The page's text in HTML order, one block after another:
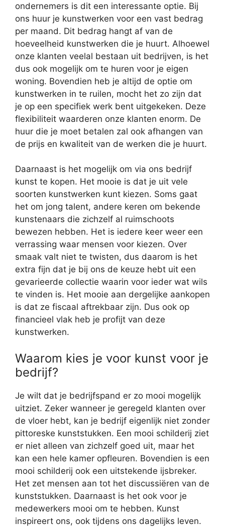
ondernemers is dit een interessante optie. Bij
ons huur je kunstwerken voor een vast bedrag
per maand. Dit bedrag hangt af van de
hoeveelheid kunstwerken die je huurt. Alhoewel
onze klanten veelal bestaan uit bedrijven, is het
dus ook mogelijk om te huren voor je eigen
woning. Bovendien heb je altijd de optie om
kunstwerken in te ruilen, mocht het zo zijn dat
je op een specifiek werk bent uitgekeken. Deze
flexibiliteit waarderen onze klanten enorm. De
huur die je moet betalen zal ook afhangen van
de prijs en kwaliteit van de werken die je huurt.
Daarnaast is het mogelijk om via ons bedrijf
kunst te kopen. Het mooie is dat je uit vele
soorten kunstwerken kunt kiezen. Soms gaat
het om jong talent, andere keren om bekende
kunstenaars die zichzelf al ruimschoots
bewezen hebben. Het is iedere keer weer een
verrassing waar mensen voor kiezen. Over
smaak valt niet te twisten, dus daarom is het
extra fijn dat je bij ons de keuze hebt uit een
gevarieerde collectie waarin voor ieder wat wils
te vinden is. Het mooie aan dergelijke aankopen
is dat ze fiscaal aftrekbaar zijn. Dus ook op
financieel vlak heb je profijt van deze
kunstwerken.
Waarom kies je voor kunst voor je
bedrijf?
Je wilt dat je bedrijfspand er zo mooi mogelijk
uitziet. Zeker wanneer je geregeld klanten over
de vloer hebt, kan je bedrijf eigenlijk niet zonder
pittoreske kunststukken. Een mooi schilderij ziet
er niet alleen van zichzelf goed uit, maar het
kan een hele kamer opfleuren. Bovendien is een
mooi schilderij ook een uitstekende ijsbreker.
Het zet mensen aan tot het discussiëren van de
kunststukken. Daarnaast is het ook voor je
medewerkers mooi om te hebben. Kunst
inspireert ons, ook tijdens ons dagelijks leven.